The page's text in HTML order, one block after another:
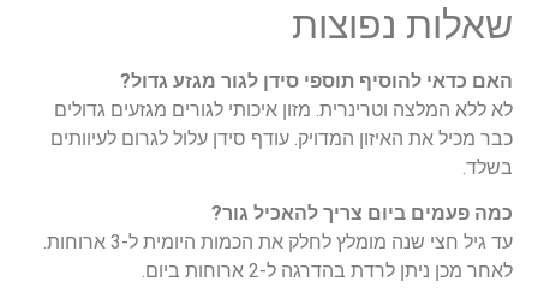
שאלות נפוצות
האם כדאי להוסיף תוספי סידן לגור מגזע גדול?
לא ללא המלצה וטרינרית. מזון איכותי לגורים מגזעים גדולים
כבר מכיל את האיזון המדויק. עודף סידן עלול לגרום לעיוותים
בשלד.
כמה פעמים ביום צריך להאכיל גור?
עד גיל חצי שנה מומלץ לחלק את הכמות היומית ל-3 ארוחות.
לאחר מכן ניתן לרדת בהדרגה ל-2 ארוחות ביום.